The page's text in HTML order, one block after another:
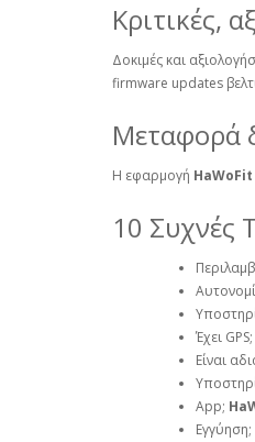
Κριτικές,
Δοκιμές και
firmware updates
Μεταφορά
Η εφαρμογή HaWoFit
10 Συχνές
Έχει GPS;
Είναι
App;
Εγγύηση;